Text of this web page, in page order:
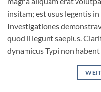
insitam; est usus legentis
Investigationes
quod ii legunt saepius.
dynamicus Typi non